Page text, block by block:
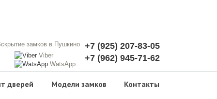
+7 (925) 207-83-05
+7 (962) 945-71-62
Viber
WatsApp
дверей Модели замков Контакты